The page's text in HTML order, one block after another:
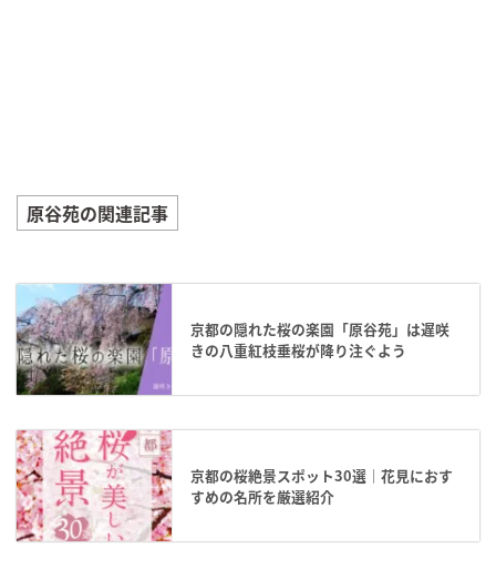
原谷苑の関連記事
京都の隠れた桜の楽園「原谷苑」は遅咲
きの八重紅枝垂桜が降り注ぐよう
京都の桜絶景スポット30選｜花見におす
すめの名所を厳選紹介